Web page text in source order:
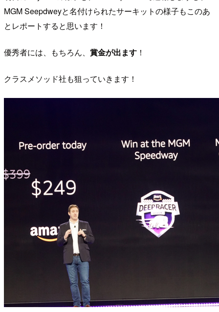
MGM Seepdweyと名付けられたサーキットの様子もこのあ
とレポートすると思います！
優秀者には、もちろん、 賞金が出ます ！
クラスメソッド社も狙っていきます！